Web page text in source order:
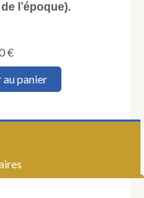
l’époque).
€
panier